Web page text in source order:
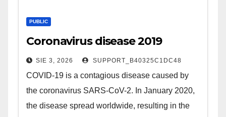
PUBLIC
Coronavirus disease 2019
SIE 3, 2026 SUPPORT_B40325C1DC48
COVID-19 is a contagious disease caused by
the coronavirus SARS-CoV-2. In January 2020,
the disease spread worldwide, resulting in the